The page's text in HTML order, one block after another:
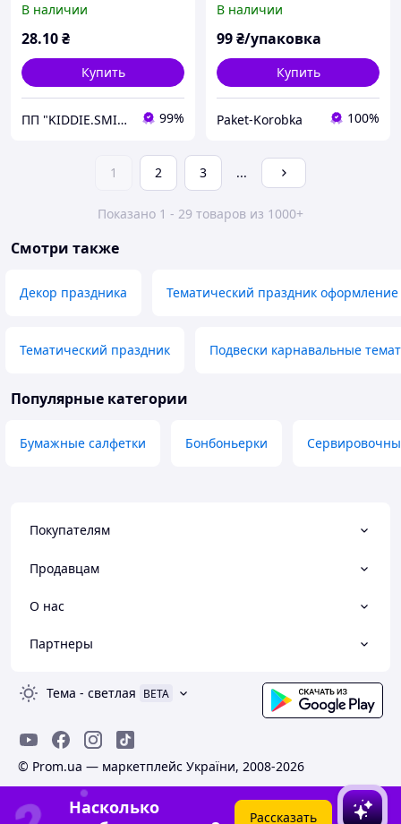
В наличии
28.10₴
Купить
ПП "KIDDIE.SMILE" 99%
"Мопс" 40*40 см 10 шт
В наличии
99₴/упаковка
Купить
Paket-Korobka 100%
1 2 3 ...
Показано 1 - 29 товаров из 1000+
Смотри также
Декор праздника Тематический праздник оформление
Тематический праздник Подвески карнавальные
Популярные категории
Бумажные салфетки Бонбоньерки
Покупателям
Продавцам
О нас
Партнеры
Тема - светлая BETA
© Prom.ua — маркетплейс України, 2008-2026
Насколько
Рассказать